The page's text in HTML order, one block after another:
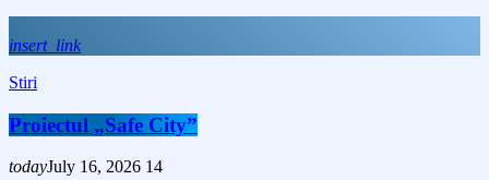
insert_link
Stiri
Proiectul „Safe City”
todayJuly 16, 2026 14